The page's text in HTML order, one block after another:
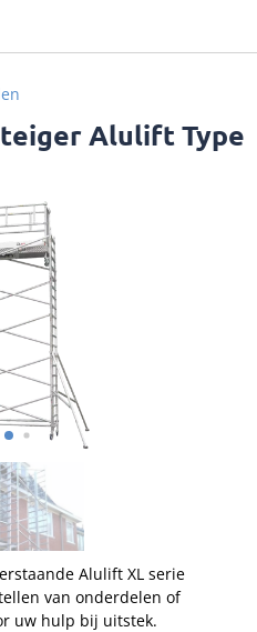
Alulift Type
Alulift XL serie
van onderdelen of
uw hulp bij uitstek.